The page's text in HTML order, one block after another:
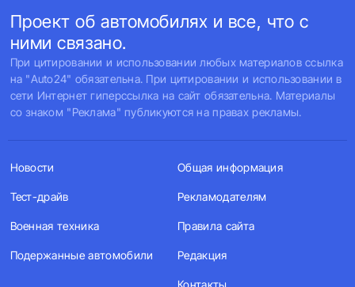
Проект об автомобилях и все, что с
ними связано.
При цитировании и использовании любых материалов ссылка
на "Auto24" обязательна. При цитировании и использовании в
сети Интернет гиперссылка на сайт обязательна. Материалы
со знаком "Реклама" публикуются на правах рекламы.
Новости
Тест-драйв
Военная техника
Подержанные автомобили
Общая информация
Рекламодателям
Правила сайта
Редакция
Контакты